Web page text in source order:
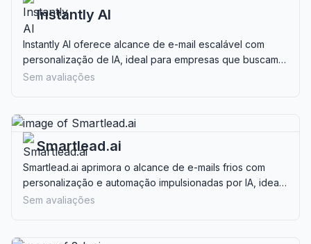
Instantly AI
Instantly AI oferece alcance de e-mail escalável com
personalização de IA, ideal para empresas que buscam
melhorar a geração de leads e a gestão de e-mails.
Sem avaliações
Smartlead.ai
Smartlead.ai aprimora o alcance de e-mails frios com
personalização e automação impulsionadas por IA, ideal
para equipes de vendas e pequenas empresas.
Sem avaliações